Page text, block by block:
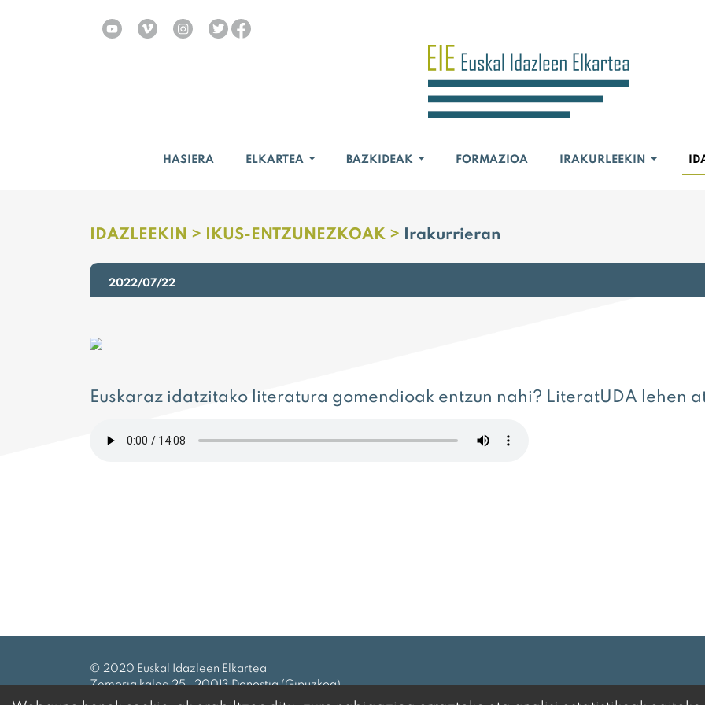
HASIERA ELKARTEA BAZKIDEAK FORMAZIOA IRAKURLEEKIN
IDAZLEEKIN > IKUS-ENTZUNEZKOAK > Irakurrieran
2022/07/22
Euskaraz idatzitako literatura gomendioak entzun nahi? LiteratUDA lehen
© 2020 Euskal Idazleen Elkartea
Zemoria kalea 25 · 20013 Donostia (Gipuzkoa)
Tel.:943 27 69 99 | eie@idazleak.eus